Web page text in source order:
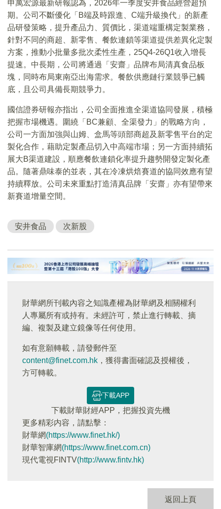
申萬宏源最新研報認為，2026年一季度安井食品經營超預
期。公司不斷優化「B端及時跟進、C端升級換代」的新產
品研發策略，提升產品力、質價比，渠道端重構定製業務，
針對不同的商超、新零售、餐飲連鎖等渠道提供差異化定製
方案，推動小批量多批次柔性生產，25Q4-26Q1收入增長
提速。中長期，公司將通過「安齋」品牌布局清真食品板
塊，同時布局東南亞出海需求。餐飲供應鏈行業競爭已觸
底，且公司具備長期競爭力。
國信證券研報亦指出，公司全面推進全渠道協同發展，積極
把握市場機遇。圍繞「BC兼顧、全渠發力」的戰略方向，
公司一方面加強與山姆、盒馬等頭部商超及新零售平台的定
製化合作，藉助定製產品切入中高端市場；另一方面持續拓
展大B渠道建設，順應餐飲連鎖化率提升趨勢開發定製化產
品。隨著鼎味泰的並表，其在冷凍烘焙賽道的協同效應有望
持續釋放。公司未來重點打造清真品牌「安齋」亦有望帶來
新賽道增量空間。
安井食品 次新股
財華網所刊載內容之知識產權為財華網及相關權利
人專屬所有或持有。未經許可，禁止進行轉載、摘
編、複製及建立鏡像等任何使用。
如有意願轉載，請發郵件至
content@finet.com.hk ，獲得書面確認及授權後，
方可轉載。
下載APP
下載財華財經APP，把握投資先機
更多精彩内容，請點擊：
財華網(https://www.finet.hk/)
財華智庫網(https://www.finet.com.cn)
現代電視FINTV(http://www.fintv.hk)
返回上頁